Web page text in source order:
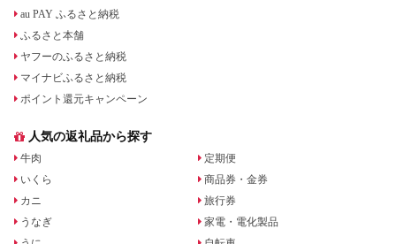
au PAY ふるさと納税
ふるさと本舗
ヤフーのふるさと納税
マイナビふるさと納税
ポイント還元キャンペーン
人気の返礼品から探す
牛肉
いくら
カニ
うなぎ
定期便
商品券・金券
旅行券
家電・電化製品